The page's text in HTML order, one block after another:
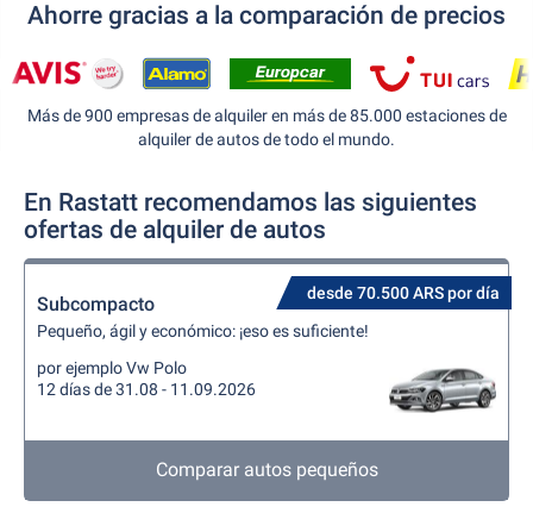
Ahorre gracias a la comparación de precios
Más de 900 empresas de alquiler en más de 85.000 estaciones de
alquiler de autos de todo el mundo.
En Rastatt recomendamos las siguientes
ofertas de alquiler de autos
desde 70.500 ARS por día
Subcompacto
Pequeño, ágil y económico: ¡eso es suficiente!
por ejemplo Vw Polo
12 días de 31.08 - 11.09.2026
Comparar autos pequeños